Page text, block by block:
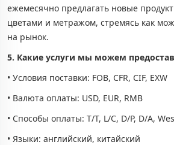
ежемесячно предлагать новые
цветами и метражом, стремясь как
на рынок.
5. Какие услуги мы можем
• Условия поставки: FOB, CFR, CIF, EXW
• Валюта оплаты: USD, EUR, RMB
• Способы оплаты: T/T, L/C, D/P, D/A,
• Языки: английский, китайский